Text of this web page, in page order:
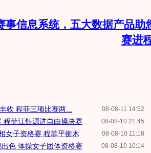
事信息系统，五大数据产品助
赛进
08-08-11 14:52
收 程菲三项比赛两...
08-08-10 21:45
程菲江钰源进自由操决赛
08-08-10 11:18
女子资格赛 程菲平衡木
08-08-10 10:14
色 体操女子团体资格赛